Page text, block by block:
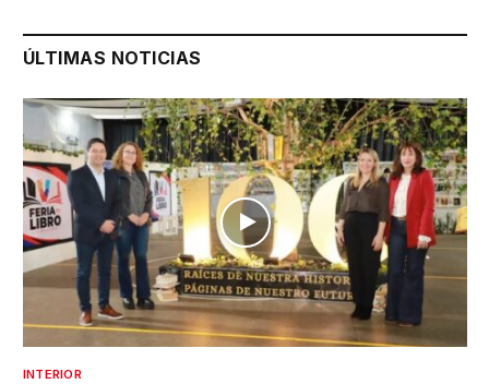
ÚLTIMAS NOTICIAS
INTERIOR